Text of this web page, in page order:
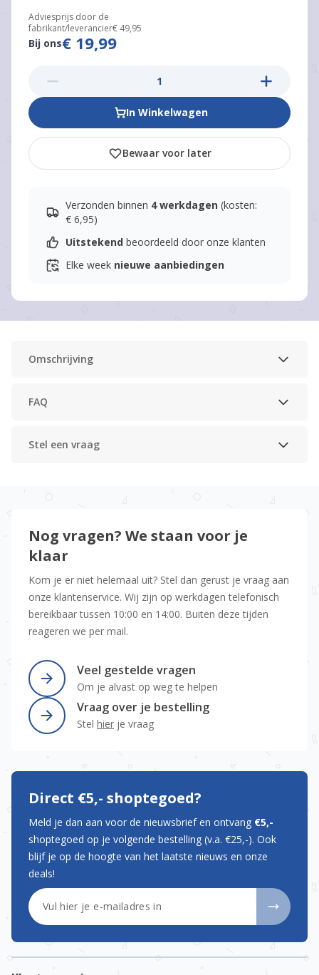
Adviesprijs door de
fabrikant/leverancier€ 49,95
Bij ons€ 19,99
In Winkelwagen
Bewaar voor later
Verzonden binnen 4 werkdagen (kosten:
€ 6,95)
Uitstekend beoordeeld door onze klanten
Elke week nieuwe aanbiedingen
Omschrijving
FAQ
Stel een vraag
Nog vragen? We staan voor je
klaar
Kom je er niet helemaal uit? Stel dan gerust je vraag aan
onze klantenservice. Wij zijn op werkdagen telefonisch
bereikbaar tussen 10:00 en 14:00. Buiten deze tijden
reageren we per mail.
Veel gestelde vragen
Om je alvast op weg te helpen
Vraag over je bestelling
Stel hier je vraag
Direct €5,- shoptegoed?
Meld je dan aan voor de nieuwsbrief en ontvang €5,-
shoptegoed op je volgende bestelling (v.a. €25,-). Ook
blijf je op de hoogte van het laatste nieuws en onze
deals!
E-mailadres